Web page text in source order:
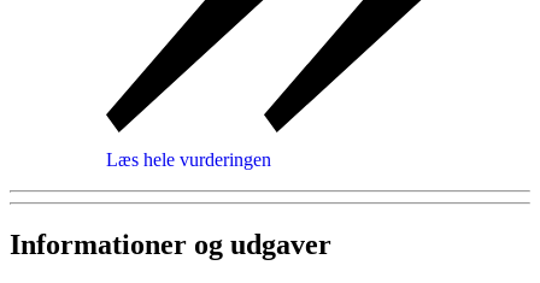
Læs hele vurderingen
Informationer og udgaver